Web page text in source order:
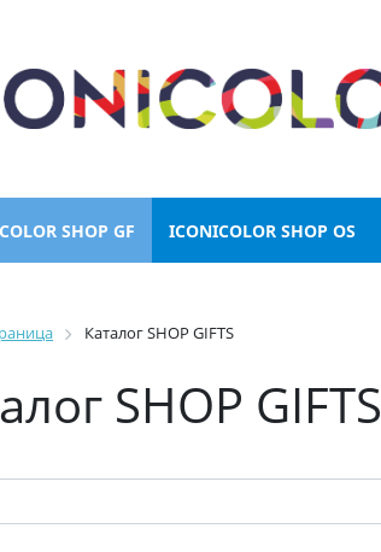
SHOP GF ICONICOLOR SHOP OS
Каталог SHOP GIFTS
SHOP GIFTS